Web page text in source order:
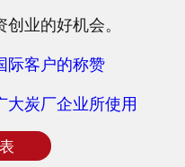
业的好机会。
际客户的称赞
大炭厂企业所使用